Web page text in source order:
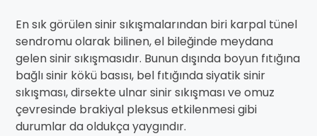
En sık görülen sinir sıkışmalarından biri karpal tünel
sendromu olarak bilinen, el bileğinde meydana
gelen sinir sıkışmasıdır. Bunun dışında boyun fıtığına
bağlı sinir kökü basısı, bel fıtığında siyatik sinir
sıkışması, dirsekte ulnar sinir sıkışması ve omuz
çevresinde brakiyal pleksus etkilenmesi gibi
durumlar da oldukça yaygındır.